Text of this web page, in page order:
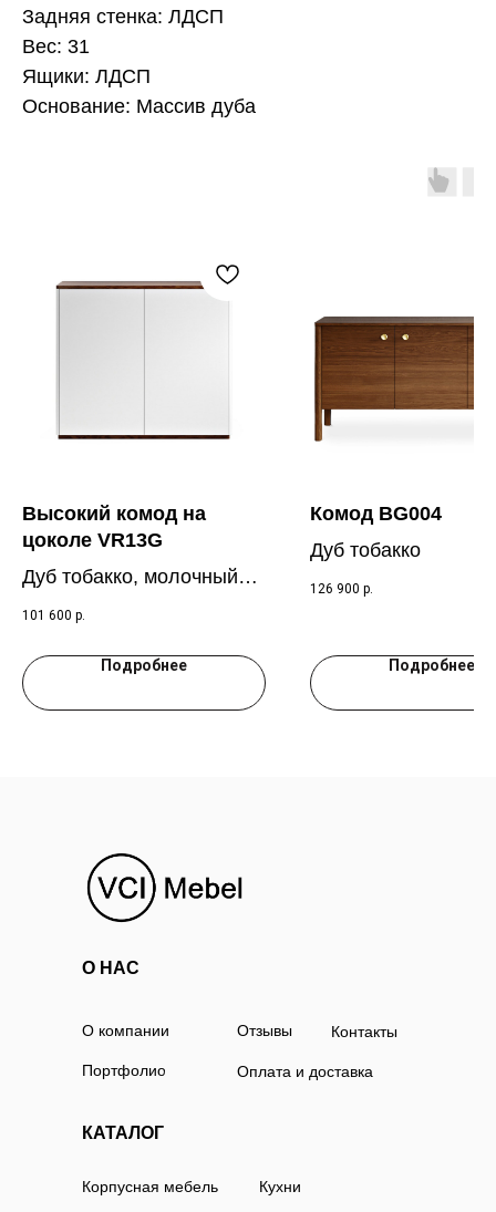
Задняя стенка: ЛДСП
Вес: 31
Ящики: ЛДСП
Основание: Массив дуба
Высокий комод на
цоколе VR13G
Дуб тобакко, молочный
RAL 9003
101 600 р.
Подробнее
Комод BG004
Дуб тобакко
126 900 р.
Подробнее
О компании
О НАС
КАТАЛОГ
Портфолио
Контакты
Отзывы
Корпусная мебель
Оплата и доставка
Кухни